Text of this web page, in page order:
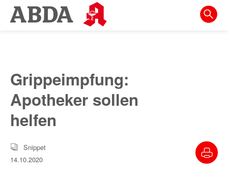
Springe
direkt
zur
Meta-
Navigation
Inhalt
zur
Grippeimpfung:
Apotheker sollen
helfen
Snippet
14.10.2020